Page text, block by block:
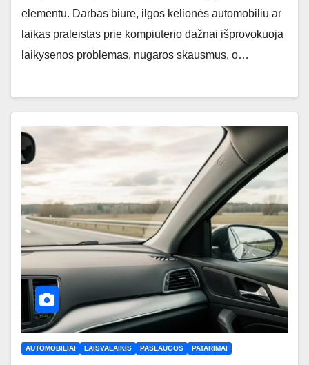
elementu. Darbas biure, ilgos kelionės automobiliu ar
laikas praleistas prie kompiuterio dažnai išprovokuoja
laikysenos problemas, nugaros skausmus, o…
AUTOMOBILIAI LAISVALAIKIS PASLAUGOS PATARIMAI